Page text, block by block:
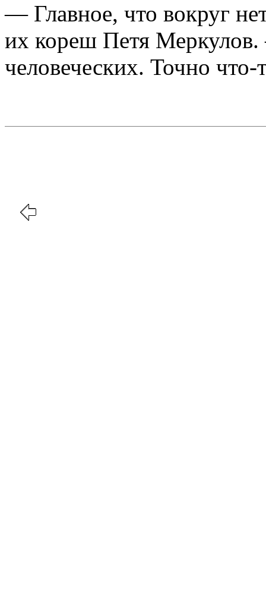
— Глaвное, что вокруг
их кореш Петя
человеческих. Точно